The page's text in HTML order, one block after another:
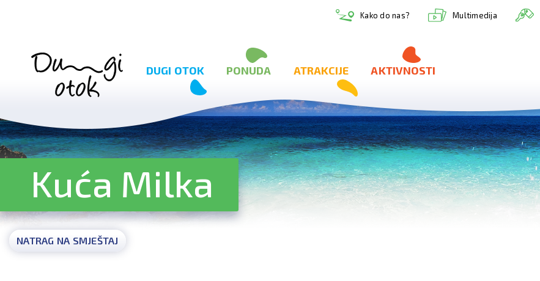
Kako do nas? Multimedija
DUGI OTOK PONUDA ATRAKCIJE AKTIVNOSTI
Kuća Milka
NATRAG NA SMJEŠTAJ